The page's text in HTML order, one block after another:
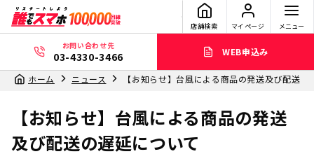
店舗検索 マイページ メニュー
お問い合わせ先
03-4330-3466 WEB申込み
ホーム ニュース 【お知らせ】台風による商品の発送及び配送の
【お知らせ】台風による商品の発送
及び配送の遅延について